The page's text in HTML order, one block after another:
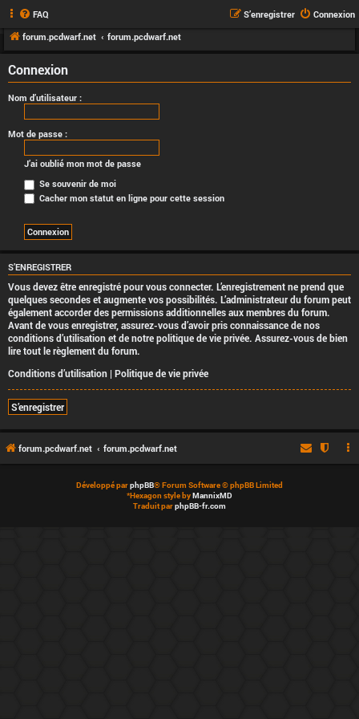
FAQ Connexion
S’enregistrer
forum.pcdwarf.net
forum.pcdwarf.net
Connexion
Nom d’utilisateur :
Mot de passe :
J’ai oublié mon mot de passe
Se souvenir de moi
Cacher mon statut en ligne pour cette session
S’ENREGISTRER
Vous devez être enregistré pour vous connecter. L’enregistrement ne prend que
quelques secondes et augmente vos possibilités. L’administrateur du forum peut
également accorder des permissions additionnelles aux membres du forum.
Avant de vous enregistrer, assurez-vous d’avoir pris connaissance de nos
conditions d’utilisation et de notre politique de vie privée. Assurez-vous de bien
lire tout le règlement du forum.
Conditions d’utilisation | Politique de vie privée
S’enregistrer
forum.pcdwarf.net forum.pcdwarf.net
Développé parphpBB® Forum Software © phpBB Limited
*Hexagon style byMannixMD
Traduit parphpBB-fr.com